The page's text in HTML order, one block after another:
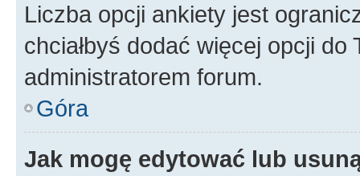
Liczba opcji ankiety jest
chciałbyś dodać więcej opcji
administratorem forum.
Góra
Jak mogę edytować lub